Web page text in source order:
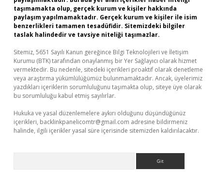
taşımamakta olup, gerçek kurum ve kişiler hakkında
paylaşım yapılmamaktadır. Gerçek kurum ve kişiler ile isim
benzerlikleri tamamen tesadüfidir. Sitemizdeki bilgiler
taslak halindedir ve tavsiye niteliği taşımazlar.
Sitemiz, 5651 Sayılı Kanun gereğince Bilgi Teknolojileri ve İletişim
Kurumu (BTK) tarafından onaylanmış bir Yer Sağlayıcı olarak hizmet
vermektedir. Bu nedenle, sitedeki içerikleri proaktif olarak denetleme
veya araştırma yükümlülüğümüz bulunmamaktadır. Ancak, üyelerimiz
yazdıkları içeriklerin sorumluluğunu taşımakta olup, siteye üye olarak
bu sorumluluğu kabul etmiş sayılırlar.
Hukuka ve yasal düzenlemelere aykırı olduğunu düşündüğünüz
içerikleri, backlinkpanelicomtr@gmail.com adresine bildirmeniz
halinde, ilgili içerikler yasal süre içerisinde sitemizden kaldırılacaktır.